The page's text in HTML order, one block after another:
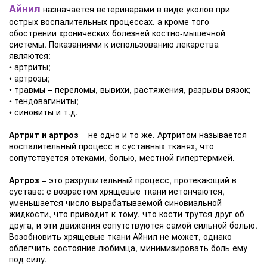
Айнил назначается ветеринарами в виде уколов при
острых воспалительных процессах, а кроме того
обострении хронических болезней костно-мышечной
системы. Показаниями к использованию лекарства
являются:
• артриты;
• артрозы;
• травмы – переломы, вывихи, растяжения, разрывы вязок;
• тендовагиниты;
• синовиты и т.д.
Артрит и артроз – не одно и то же. Артритом называется
воспалительный процесс в суставных тканях, что
сопутствуется отеками, болью, местной гипертермией.
Артроз – это разрушительный процесс, протекающий в
суставе: с возрастом хрящевые ткани истончаются,
уменьшается число вырабатываемой синовиальной
жидкости, что приводит к тому, что кости трутся друг об
друга, и эти движения сопутствуются самой сильной болью.
Возобновить хрящевые ткани Айнил не может, однако
облегчить состояние любимца, минимизировать боль ему
под силу.